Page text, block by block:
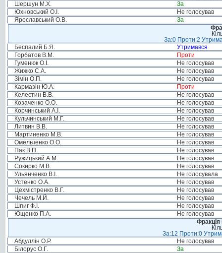
Шершун М.Х.
За
Юхновський О.І.
Не голосував
Ярославський О.В.
За
За:0 Проти:2
Беспалий Б.Я.
Утримався
Горбатов В.М.
Проти
Гуменюк О.І.
Не голосував
Жижко С.А.
Не голосував
Зімін О.П.
Не голосував
Кармазін Ю.А.
Проти
Келестин В.В.
Не голосував
Козаченко О.О.
Не голосував
Корчинський А.І.
Не голосував
Кульчинський М.Г.
Не голосував
Литвин В.В.
Не голосував
Мартиненко М.В.
Не голосував
Омельченко О.О.
Не голосував
Пак В.П.
Не голосував
Ружицький А.М.
Не голосував
Сокирко М.В.
Не голосував
Ульянченко В.І.
Не голосувала
Устенко О.А.
Не голосував
Цехмістренко В.Г.
Не голосував
Чечель М.Й.
Не голосував
Шпиг Ф.І.
Не голосував
Ющенко П.А.
Не голосував
За:12 Проти:0
Абдуллін О.Р.
Не голосував
Білорус О.Г.
За